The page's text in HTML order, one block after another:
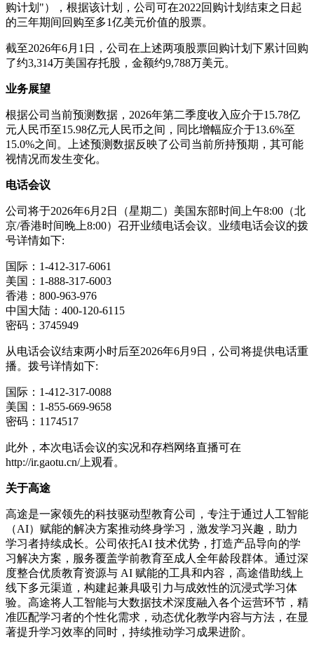
购计划"），根据该计划，公司可在2022回购计划结束之日起
的三年期间回购至多1亿美元价值的股票。
截至2026年6月1日，公司在上述两项股票回购计划下累计回购
了约3,314万美国存托股，金额约9,788万美元。
业务展望
根据公司当前预测数据，2026年第二季度收入应介于15.78亿
元人民币至15.98亿元人民币之间，同比增幅应介于13.6%至
15.0%之间。上述预测数据反映了公司当前所持预期，其可能
视情况而发生变化。
电话会议
公司将于2026年6月2日（星期二）美国东部时间上午8:00（北
京/香港时间晚上8:00）召开业绩电话会议。业绩电话会议的拨
号详情如下:
国际：1-412-317-6061
美国：1-888-317-6003
香港：800-963-976
中国大陆：400-120-6115
密码：3745949
从电话会议结束两小时后至2026年6月9日，公司将提供电话重
播。拨号详情如下:
国际：1-412-317-0088
美国：1-855-669-9658
密码：1174517
此外，本次电话会议的实况和存档网络直播可在
http://ir.gaotu.cn/上观看。
关于高途
高途是一家领先的科技驱动型教育公司，专注于通过人工智能
（AI）赋能的解决方案推动终身学习，激发学习兴趣，助力
学习者持续成长。公司依托AI 技术优势，打造产品导向的学
习解决方案，服务覆盖学前教育至成人全年龄段群体。通过深
度整合优质教育资源与 AI 赋能的工具和内容，高途借助线上
线下多元渠道，构建起兼具吸引力与成效性的沉浸式学习体
验。高途将人工智能与大数据技术深度融入各个运营环节，精
准匹配学习者的个性化需求，动态优化教学内容与方法，在显
著提升学习效率的同时，持续推动学习成果进阶。